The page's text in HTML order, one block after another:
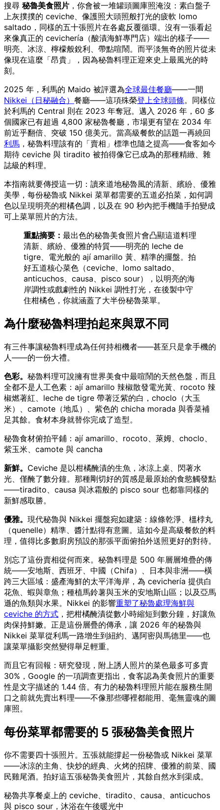
搜尋 秘魯美食照片 ，你會被一堆罐頭圖庫照淹沒：素白盤子
上灰撲撲的 ceviche、像護照大頭照般打光的疲軟 lomo
saltado，同樣的五十張照片在各處反覆循環。沒有一張看起
來像真正的 cevichería（酸漬海鮮專門店）端出的樣子——
明亮、冰涼、檸檬般銳利、帶點喧鬧。而平淡無奇的照片從未
像現在這麼「昂貴」，因為秘魯料理正迎來史上最風光的時
刻。
2025 年，利馬的 Maido 被評選為全球最佳餐廳——一間
Nikkei（日秘融合） 餐廳——這項殊榮登上全球頭條。同樣位
於利馬的 Central 則在 2023 年奪冠。邁入 2026 年，60 多
個國家已有超過 4,800 家秘魯餐廳，市場更有望在 2034 年
前近乎翻倍、突破 150 億美元。當高級餐飲的話題一再繞回
利馬 ，秘魯料理該有的「賣相」標準也隨之提高——食客如今
期待 ceviche 與 tiradito 被拍得像它已成為的那種精緻、雜
誌級的料理。
本指南就要傳授這一切：讀來道地秘魯風的清新、繽紛、優雅
美學，每份秘魯或 Nikkei 菜單都需要的五道必拍菜，如何調
色以呈現明亮的柑橘色調，以及在 90 秒內把手機隨手拍變成
可上菜單照片的方法。
重點摘要： 最出色的秘魯美食照片會凸顯這道料理
清新、繽紛、優雅的特質——明亮的 leche de
tigre、電光般的 ají amarillo 黃、精準的擺盤。拍
好五道核心菜色（ceviche、lomo saltado、
anticuchos、causa、pisco sour），以明亮的海
岸調性或戲劇性的 Nikkei 調性打光，在後製中守
住柑橘色，你就涵蓋了大半份秘魯菜單。
為什麼秘魯料理拍起來與眾不同
有三件事讓秘魯料理成為任何持相機者——甚至只是拿手機的
人——的一份大禮。
色彩。 秘魯料理可說擁有世界美食中最喧鬧的天然色盤，而且
全都不是人工色素：ají amarillo 辣椒散發電光黃、rocoto 辣
椒燃著紅、leche de tigre 帶著泛紫的白，choclo（大玉
米）、camote（地瓜）、紫色的 chicha morada 與香菜補
足其餘。食材本身就替你完成了造型。
秘魯食材俯拍平鋪：ají amarillo、rocoto、萊姆、choclo、
紫玉米、camote 與 cancha
新鮮。 Ceviche 是以柑橘醃漬的生魚，冰涼上桌、閃著水
光、僅醃了數分鐘。那種剛切好的質感是最原始的食慾觸發點
——tiradito、causa 與冰霜般的 pisco sour 也都靠同樣的
新鮮感取勝。
優雅。 現代秘魯與 Nikkei 擺盤宛如建築：線條乾淨、榲桲丸
（quenelle）精準、醬汁點得有意圖。這如今是高級餐飲的料
理，值得比多數廚房預設的那張平面俯拍外送照更好的對待。
別忘了這份賣相從何而來。秘魯料理是 500 年層層堆疊的傳
統——安地斯、西班牙、中國（Chifa）、日本與非洲——橫
跨三大區域：盛產海鮮的太平洋海岸，為 cevichería 提供白
花魚、蝦與章魚；種植馬鈴薯與玉米的安地斯山區；以及亞馬
遜的魚類與水果。Nikkei 的影響重塑了秘魯處理海鮮與
ceviche 的方式 ，把柑橘醃漬從數小時縮短到數分鐘，好讓魚
肉保持鮮嫩。正是這份層疊的傳承，讓 2026 年的秘魯與
Nikkei 菜單從利馬一路增生到紐約、邁阿密與馬德里——也
讓菜單攝影突然變得舉足輕重。
而且它有回報：研究發現，附上誘人照片的菜色最多可多賣
30%，Google 的一項調查更指出，食客認為美食照片的重要
性是文字描述的 1.44 倍。有力的秘魯料理照片能在服務生開
口之前就先賣出料理——不像那些哪裡都能用、毫無靈魂的圖
庫照。
每份菜單都需要的 5 張秘魯美食照片
你不需要四十張照片。五張就能撐起一份秘魯或 Nikkei 菜單
——冰涼的主角、快炒的經典、火烤的招牌、優雅的前菜、國
民雞尾酒。拍好這五張秘魯美食照片，其餘自然水到渠成。
秘魯共享餐桌上的 ceviche、tiradito、causa、anticuchos
與 pisco sour，沐浴在午後暖光中